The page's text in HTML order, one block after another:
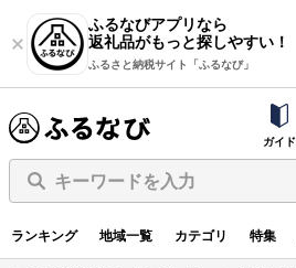
ふるなびアプリなら
返礼品がもっと探しやすい！
ふるさと納税サイト「ふるなび」
ガイド
キーワードを入力
ランキング 地域一覧 カテゴリ 特集